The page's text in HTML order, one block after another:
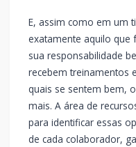
E, assim como em um
exatamente aquilo que
sua responsabilidade
recebem treinamentos
quais se sentem bem,
mais. A área de
para identificar essas
de cada colaborador,